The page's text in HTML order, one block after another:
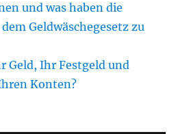
und was haben die
Geldwäschegesetz zu
Geld, Ihr Festgeld und
Konten?